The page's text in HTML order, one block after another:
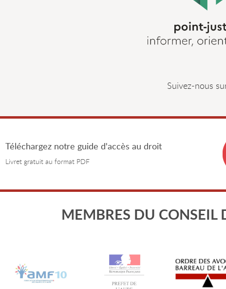
Suivez-nous
Téléchargez notre guide d'accès au droit
Livret gratuit au format PDF
MEMBRES DU